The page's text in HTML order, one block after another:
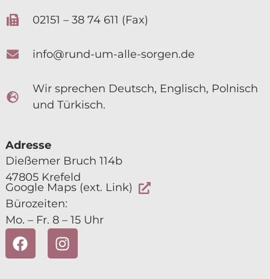
02151 – 38 74 611 (Fax)
info@rund-um-alle-sorgen.de
Wir sprechen Deutsch, Englisch, Polnisch
und Türkisch.
Adresse
Dießemer Bruch 114b
47805 Krefeld
Google Maps (ext. Link)
Bürozeiten:
Mo. – Fr. 8 – 15 Uhr